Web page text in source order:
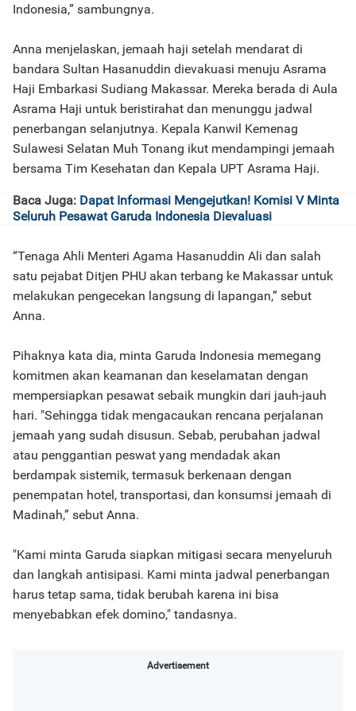
Indonesia,” sambungnya.
Anna menjelaskan, jemaah haji setelah mendarat di
bandara Sultan Hasanuddin dievakuasi menuju Asrama
Haji Embarkasi Sudiang Makassar. Mereka berada di Aula
Asrama Haji untuk beristirahat dan menunggu jadwal
penerbangan selanjutnya. Kepala Kanwil Kemenag
Sulawesi Selatan Muh Tonang ikut mendampingi jemaah
bersama Tim Kesehatan dan Kepala UPT Asrama Haji.
Baca Juga: Dapat Informasi Mengejutkan! Komisi V Minta
Seluruh Pesawat Garuda Indonesia Dievaluasi
“Tenaga Ahli Menteri Agama Hasanuddin Ali dan salah
satu pejabat Ditjen PHU akan terbang ke Makassar untuk
melakukan pengecekan langsung di lapangan,” sebut
Anna.
Pihaknya kata dia, minta Garuda Indonesia memegang
komitmen akan keamanan dan keselamatan dengan
mempersiapkan pesawat sebaik mungkin dari jauh-jauh
hari. "Sehingga tidak mengacaukan rencana perjalanan
jemaah yang sudah disusun. Sebab, perubahan jadwal
atau penggantian peswat yang mendadak akan
berdampak sistemik, termasuk berkenaan dengan
penempatan hotel, transportasi, dan konsumsi jemaah di
Madinah,” sebut Anna.
"Kami minta Garuda siapkan mitigasi secara menyeluruh
dan langkah antisipasi. Kami minta jadwal penerbangan
harus tetap sama, tidak berubah karena ini bisa
menyebabkan efek domino," tandasnya.
Advertisement